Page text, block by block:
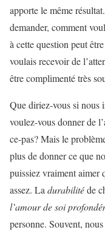
apporte le même
demander, comment
à cette question peut
voulais recevoir de
être complimenté très
Que diriez-vous si nous
voulez-vous donner de
ce-pas? Mais le
plus de donner ce que
puissiez vraiment aimer
assez. La durabilitéde
l’amour de soi
personne. Souvent,